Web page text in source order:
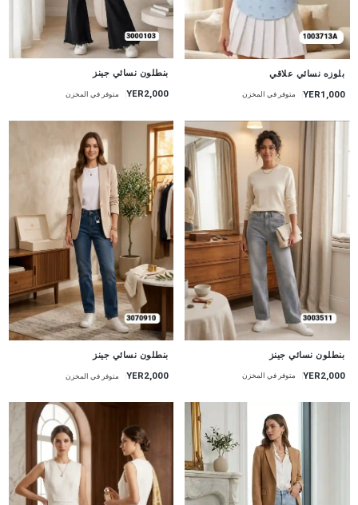
بلوزه نسائي علاقي
YER1,000 متوفر في المخزن
جديد
بنطلون نسائي جينز
YER2,000 متوفر في المخزن
بنطلون نسائي جينز
YER2,000 متوفر في المخزن
بنطلون نسائي جينز
YER2,000 متوفر في المخزن